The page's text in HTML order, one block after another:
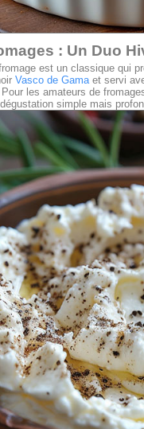
: Un Duo
est un classique qui
Vasco de Gamaet servi
les amateurs de
simple mais